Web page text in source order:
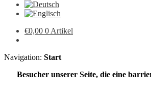
€0,00 0 Artikel
Navigation: Start
Besucher unserer Seite, die eine